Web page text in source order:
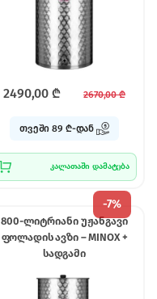
2490,00 ₾ 2670,00₾
თვეში 89 ₾-დან
კალათაში დამატება
-7%
800-ლიტრიანი უჟანგავი
ფოლადის ავზი – MINOX +
სადგამი